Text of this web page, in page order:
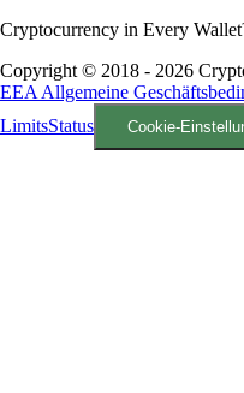
Cryptocurrency in Every
Copyright © 2018 - 2026
EEA Allgemeine
LimitsStatus Cookie-